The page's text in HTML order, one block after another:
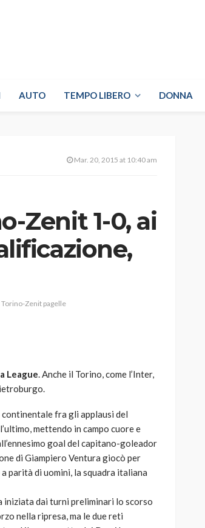
AUTO TEMPO LIBERO DONNA
Mar. 20, 2015 at 10:40 am
Zenit 1-0, ai
Torino-Zenit pagelle
League. Anche il Torino, come l’Inter,
fra gli applausi del
mettendo in campo cuore e
goal del capitano-goleador
di Giampiero Ventura giocò per
a parità di uomini, la squadra italiana
iniziata dai turni preliminari lo scorso
nella ripresa, ma le due reti
Davis: tennis mondiale e
passione per
l’automobilismo
abbracciano la stessa causa
god 9 mesi ago